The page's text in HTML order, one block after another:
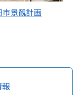
市景観計画
報